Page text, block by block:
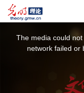
The media could
network failed or